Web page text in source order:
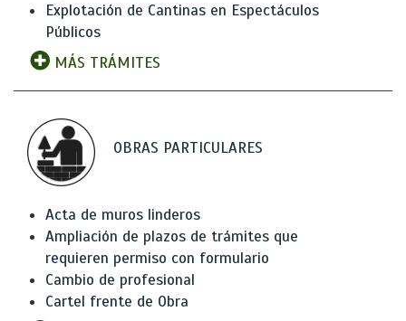
Explotación de Cantinas en Espectáculos
Públicos
MÁS TRÁMITES
OBRAS PARTICULARES
Acta de muros linderos
Ampliación de plazos de trámites que
requieren permiso con formulario
Cambio de profesional
Cartel frente de Obra